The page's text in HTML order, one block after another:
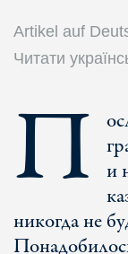
Artikel auf
Читати
П и
никогда не